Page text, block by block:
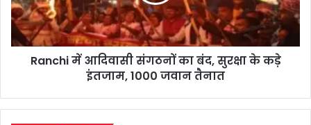
सुरक्षा
के
कड़े
इंतजाम,
तैनात
Ranchi में आदिवासी संगठनों का बंद, सुरक्षा के कड़े
इंतजाम, 1000 जवान तैनात